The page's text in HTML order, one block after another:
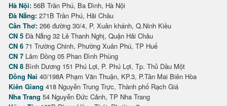
Hà Nội: 56B Trần Phú, Ba Đình, Hà Nội
Đà Nẵng: 271B Trần Phú, Hải Châu
Cần Thơ: 266 đường 30/4, P. Xuân khánh, Q.Ninh Kiều
CN 5 Đà Nẵng 32 Lê Thanh Nghị, Quận Hải Châu
CN 6 71 Trường Chinh, Phường Xuân Phú, TP Huế
CN 7 Lâm Đồng 05 Phan Đình Phùng
CN 8 Bình Dương 151 Phú Lợi, P. Phú Lợi, Tp. Thủ Dầu Một
Đồng Nai 40/198A Phạm Văn Thuận, KP.3, P.Tân Mai Biên Hòa
Kiên Giang 418 Nguyễn Trung Trực, Thành phố Rạch Giá
Nha Trang 54 Nguyễn Đức Cảnh, TP Nha Trang